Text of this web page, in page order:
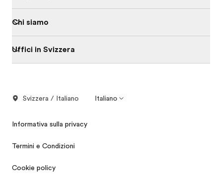
Chi siamo
Uffici in Svizzera
Svizzera / Italiano Italiano
Informativa sulla privacy
Termini e Condizioni
Cookie policy